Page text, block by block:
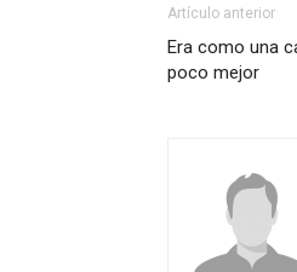
Artículo anterior
Era como una
poco mejor